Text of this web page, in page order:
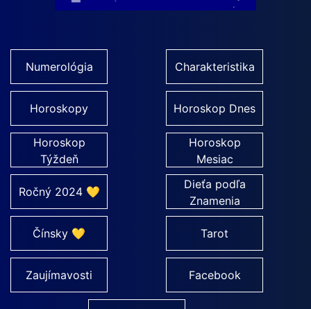
Numerológia Charakteristika
Horoskopy Horoskop Dnes
Horoskop
Týždeň
Horoskop
Mesiac
Ročný 2024 💛
Dieťa podľa
Znamenia
Čínsky 💛 Tarot
Zaujímavosti Facebook